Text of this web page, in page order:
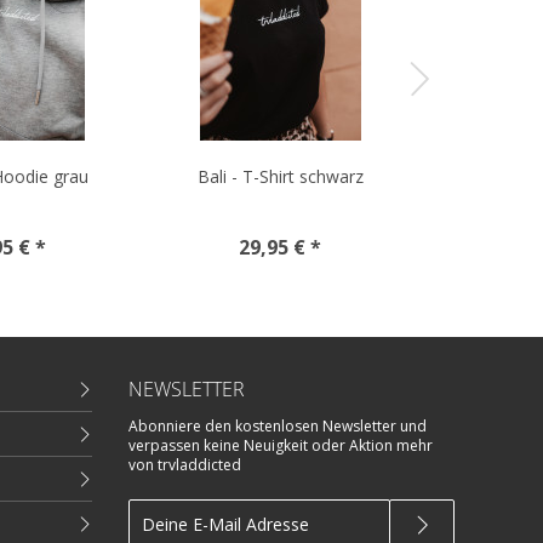
grau
€ *
Bali - T-Shirt schwarz
29,95 € *
NEWSLETTER
Abonniere den kostenlosen Newsletter und
verpassen keine Neuigkeit oder Aktion mehr
von trvladdicted